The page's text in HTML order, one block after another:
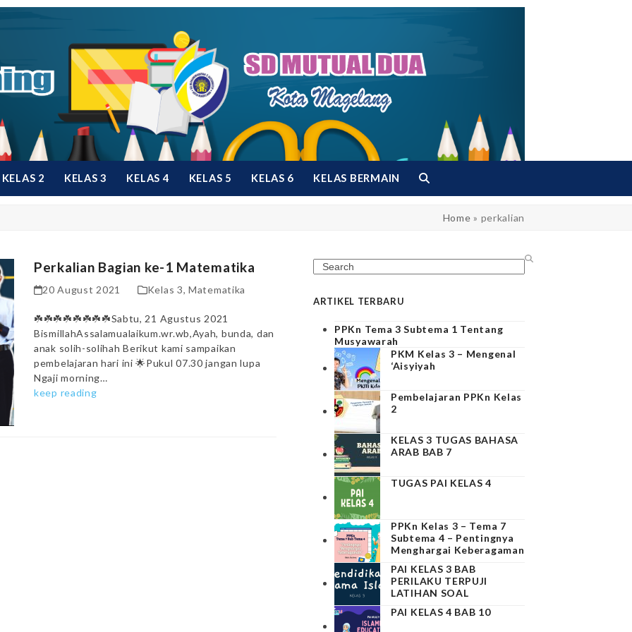
KELAS 2 KELAS 3 KELAS 4 KELAS 5 KELAS 6 KELAS BERMAIN
Home » perkalian
Perkalian Bagian ke-1 Matematika
20 August 2021 Kelas 3,Matematika
☘️☘️☘️☘️☘️☘️☘️☘️Sabtu, 21 Agustus 2021
BismillahAssalamualaikum.wr.wb,Ayah, bunda, dan
anak solih-solihah Berikut kami sampaikan
pembelajaran hari ini 🌟Pukul 07.30 jangan lupa
Ngaji morning…
keep reading
Search
ARTIKEL TERBARU
PPKn Tema 3 Subtema 1 Tentang
Musyawarah
PKM Kelas 3 – Mengenal
‘Aisyiyah
Pembelajaran PPKn Kelas
2
KELAS 3 TUGAS BAHASA
ARAB BAB 7
TUGAS PAI KELAS 4
PPKn Kelas 3 – Tema 7
Subtema 4 – Pentingnya
Menghargai Keberagaman
PAI KELAS 3 BAB
PERILAKU TERPUJI
LATIHAN SOAL
PAI KELAS 4 BAB 10